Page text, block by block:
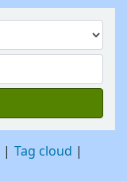
Tag cloud